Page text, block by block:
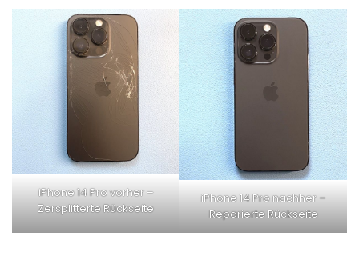
iPhone 14 Pro vorher –
Zersplitterte Rückseite
iPhone 14 Pro nachher –
Reparierte Rückseite